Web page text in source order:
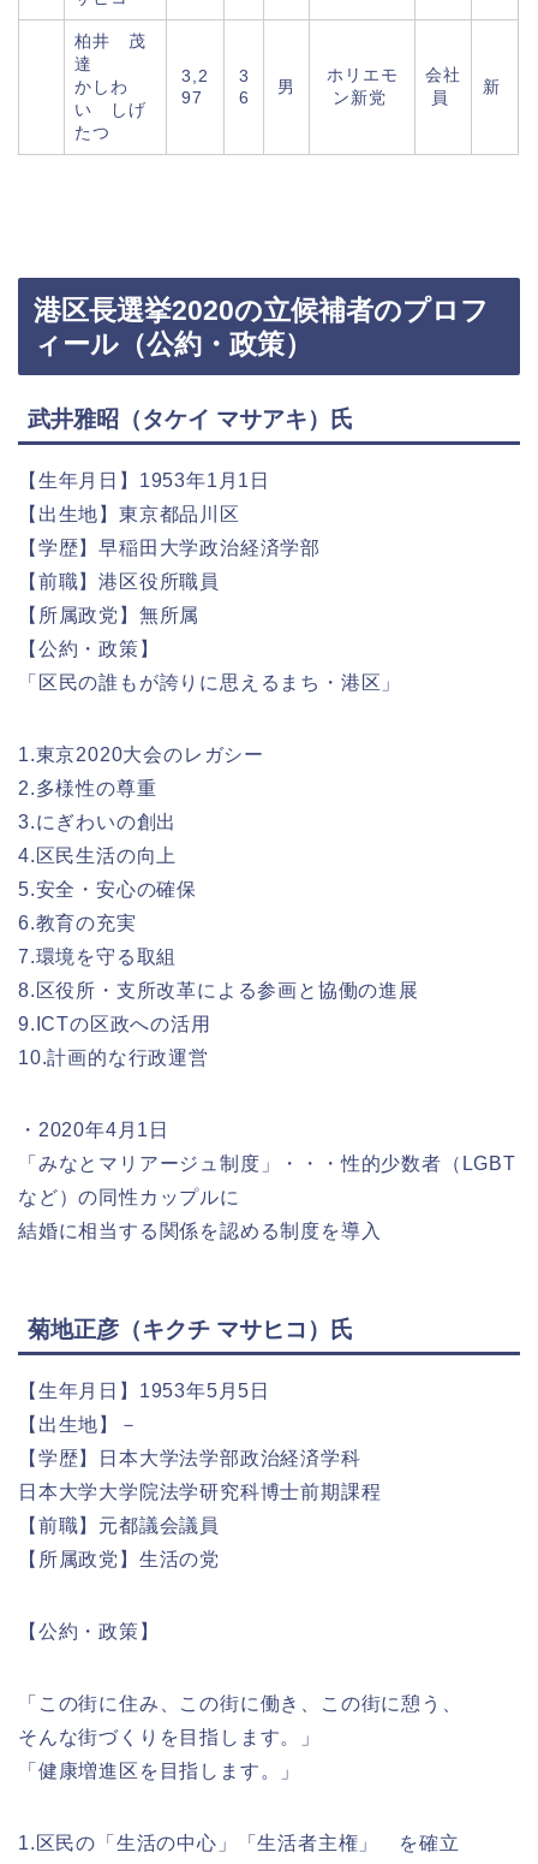
柏井 茂
達
かしわ
い しげ
たつ
3,2
97
3
6
男
ホリエモ
ン新党
会社
員
新
港区長選挙2020の立候補者のプロフ
ィール（公約・政策）
武井雅昭（タケイ マサアキ）氏
【生年月日】1953年1月1日
【出生地】東京都品川区
【学歴】早稲田大学政治経済学部
【前職】港区役所職員
【所属政党】無所属
【公約・政策】
「区民の誰もが誇りに思えるまち・港区」
1.東京2020大会のレガシー
2.多様性の尊重
3.にぎわいの創出
4.区民生活の向上
5.安全・安心の確保
6.教育の充実
7.環境を守る取組
8.区役所・支所改革による参画と協働の進展
9.ICTの区政への活用
10.計画的な行政運営
・2020年4月1日
「みなとマリアージュ制度」・・・性的少数者（LGBT
など）の同性カップルに
結婚に相当する関係を認める制度を導入
菊地正彦（キクチ マサヒコ）氏
【生年月日】1953年5月5日
【出生地】－
【学歴】日本大学法学部政治経済学科
日本大学大学院法学研究科博士前期課程
【前職】元都議会議員
【所属政党】生活の党
【公約・政策】
「この街に住み、この街に働き、この街に憩う、
そんな街づくりを目指します。」
「健康増進区を目指します。」
1.区民の「生活の中心」「生活者主権」 を確立